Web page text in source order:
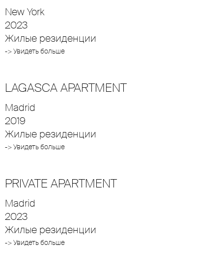
New York
2023
Жилые резиденции
-> Увидеть больше
LAGASCA APARTMENT
Madrid
2019
Жилые резиденции
-> Увидеть больше
PRIVATE APARTMENT
Madrid
2023
Жилые резиденции
-> Увидеть больше